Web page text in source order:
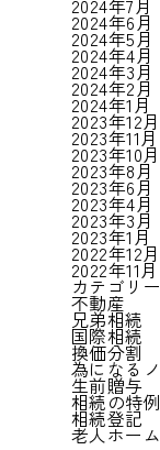
2024年7月
2024年6月
2024年5月
2024年4月
2024年3月
2024年2月
2024年1月
2023年12月
2023年11月
2023年10月
2023年8月
2023年6月
2023年4月
2023年3月
2023年1月
2022年12月
2022年11月
カテゴリー
不動産
兄弟相続
国際相続
換価分割
為になる
生前贈与
相続の特例
相続登記
老人ホーム